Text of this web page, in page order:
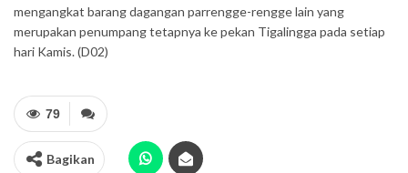
mengangkat barang dagangan parrengge-rengge lain yang
merupakan penumpang tetapnya ke pekan Tigalingga pada setiap
hari Kamis. (D02)
79
Bagikan